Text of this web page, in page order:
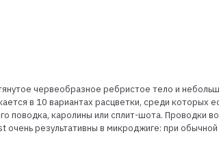
червеобразное ребристое тело и
в 10 вариантах расцветки, среди которых
поводка, каролины или сплит-шота. Проводки
результативны в микроджиге: при